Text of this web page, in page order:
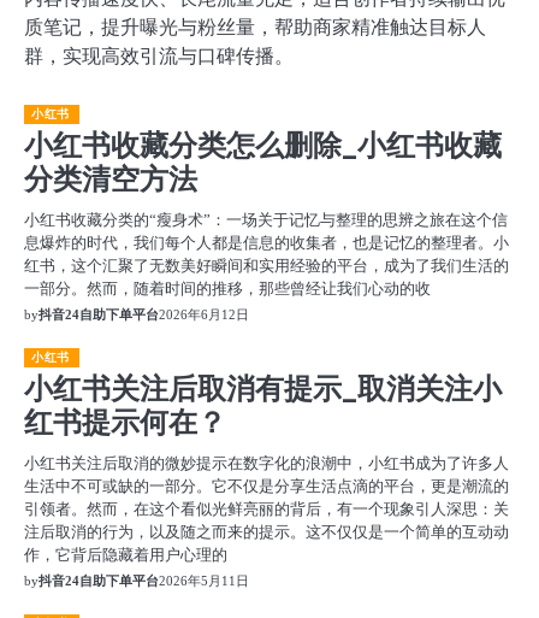
质笔记，提升曝光与粉丝量，帮助商家精准触达目标人
群，实现高效引流与口碑传播。
小红书
小红书收藏分类怎么删除_小红书收藏
分类清空方法
小红书收藏分类的“瘦身术”：一场关于记忆与整理的思辨之旅在这个信
息爆炸的时代，我们每个人都是信息的收集者，也是记忆的整理者。小
红书，这个汇聚了无数美好瞬间和实用经验的平台，成为了我们生活的
一部分。然而，随着时间的推移，那些曾经让我们心动的收
by抖音24自助下单平台2026年6月12日
小红书
小红书关注后取消有提示_取消关注小
红书提示何在？
小红书关注后取消的微妙提示在数字化的浪潮中，小红书成为了许多人
生活中不可或缺的一部分。它不仅是分享生活点滴的平台，更是潮流的
引领者。然而，在这个看似光鲜亮丽的背后，有一个现象引人深思：关
注后取消的行为，以及随之而来的提示。这不仅仅是一个简单的互动动
作，它背后隐藏着用户心理的
by抖音24自助下单平台2026年5月11日